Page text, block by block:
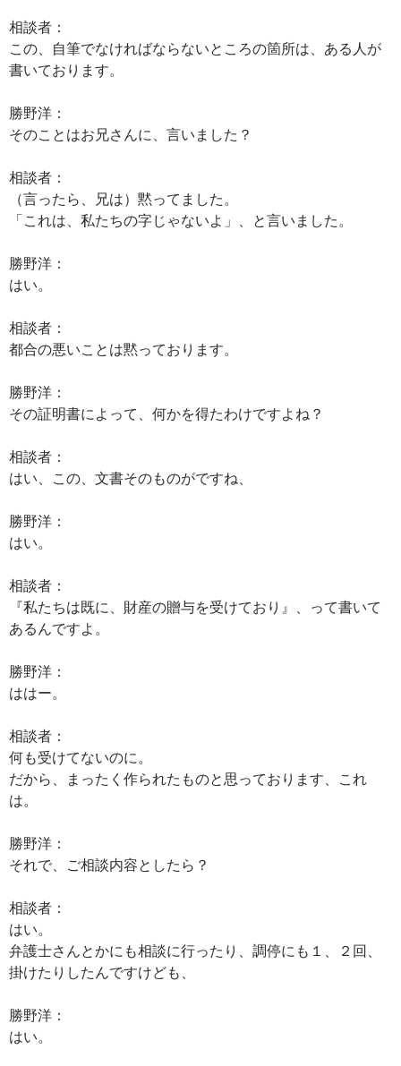
相談者：
この、自筆でなければならないところの箇所は、ある人が
書いております。
勝野洋：
そのことはお兄さんに、言いました？
相談者：
（言ったら、兄は）黙ってました。
「これは、私たちの字じゃないよ」、と言いました。
勝野洋：
はい。
相談者：
都合の悪いことは黙っております。
勝野洋：
その証明書によって、何かを得たわけですよね？
相談者：
はい、この、文書そのものがですね、
勝野洋：
はい。
相談者：
『私たちは既に、財産の贈与を受けており』、って書いて
あるんですよ。
勝野洋：
ははー。
相談者：
何も受けてないのに。
だから、まったく作られたものと思っております、これ
は。
勝野洋：
それで、ご相談内容としたら？
相談者：
はい。
弁護士さんとかにも相談に行ったり、調停にも１、２回、
掛けたりしたんですけども、
勝野洋：
はい。